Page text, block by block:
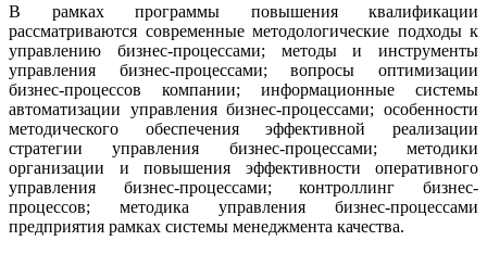
В рамках программы повышения квалификации
рассматриваются современные методологические подходы к
управлению бизнес-процессами; методы и инструменты
управления бизнес-процессами; вопросы оптимизации
бизнес-процессов компании; информационные системы
автоматизации управления бизнес-процессами; особенности
методического обеспечения эффективной реализации
стратегии управления бизнес-процессами; методики
организации и повышения эффективности оперативного
управления бизнес-процессами; контроллинг бизнес-
процессов; методика управления бизнес-процессами
предприятия рамках системы менеджмента качества.